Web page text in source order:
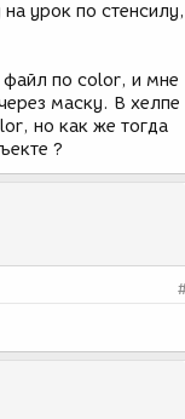
урок по стенсилу,
файл по color, и мне
маску. В хелпе
но как же тогда
?